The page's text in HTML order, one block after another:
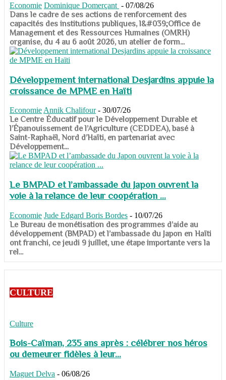
Economie Dominique Domerçant - 07/08/26
Dans le cadre de ses actions de renforcement des
capacités des institutions publiques, l&#039;Office de
Management et des Ressources Humaines (OMRH)
organise, du 4 au 6 août 2026, un atelier de form...
Développement international Desjardins appuie la
croissance de MPME en Haïti
Economie Annik Chalifour - 30/07/26
​​​​​​​Le Centre Éducatif pour le Développement Durable et
l’Épanouissement de l’Agriculture (CEDDEA), basé à
Saint-Raphaël, Nord d’Haïti, en partenariat avec
Développement...
Le BMPAD et l’ambassade du Japon ouvrent la
voie à la relance de leur coopération ...
Economie Jude Edgard Boris Bordes - 10/07/26
​​​​​​​Le Bureau de monétisation des programmes d’aide au
développement (BMPAD) et l’ambassade du Japon en Haïti
ont franchi, ce jeudi 9 juillet, une étape importante vers la
rel...
CULTURE
Culture
Bois-Caïman, 235 ans après : célébrer nos héros
ou demeurer fidèles à leur...
Maguet Delva - 06/08/26